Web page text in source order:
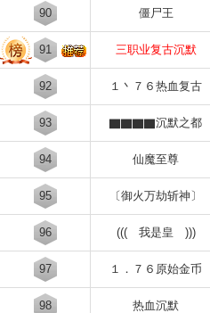
90 僵尸王
91 三职业复古沉默
92 １丶７６热血复古
93 ▇▇▇▇沉默之都
94 仙魔至尊
95 〔御火万劫斩神〕
96 ((( 我是皇 )))
97 １．７６原始金币
98 热血沉默